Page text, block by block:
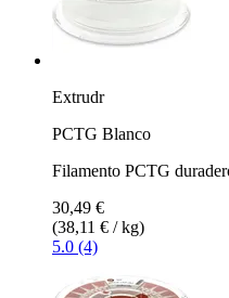
Extrudr
PCTG Blanco
Filamento PCTG
30,49 €
(38,11 € / kg)
5.0 (4)